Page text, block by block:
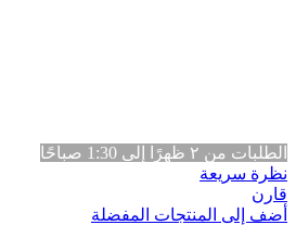
الطلبات من ٢ ظهرًا إلى 1:30 صباحًا
نظرة سريعة
قارن
أضف إلى المنتجات المفضلة